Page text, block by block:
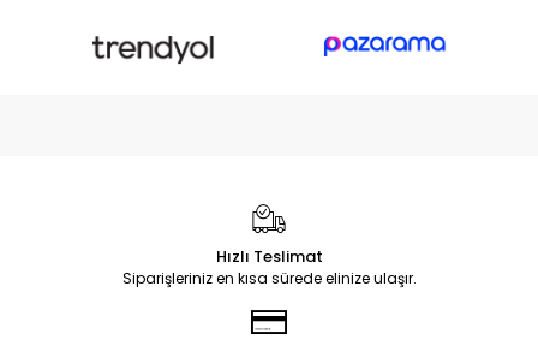
Hızlı Teslimat
Siparişleriniz en kısa sürede elinize ulaşır.